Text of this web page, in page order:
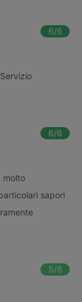
6/6
6/6
molto
sapori
5/6